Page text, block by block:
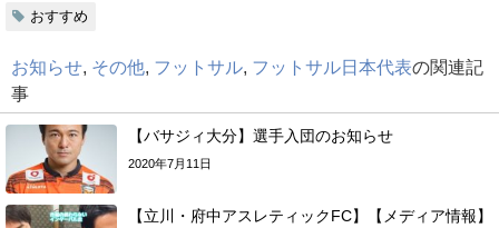
おすすめ
お知らせ その他 フットサル フットサル日本代表の関連記
事
【バサジィ大分】選手入団のお知らせ
2020年7月11日
【立川・府中アスレティックFC】【メディア情報】